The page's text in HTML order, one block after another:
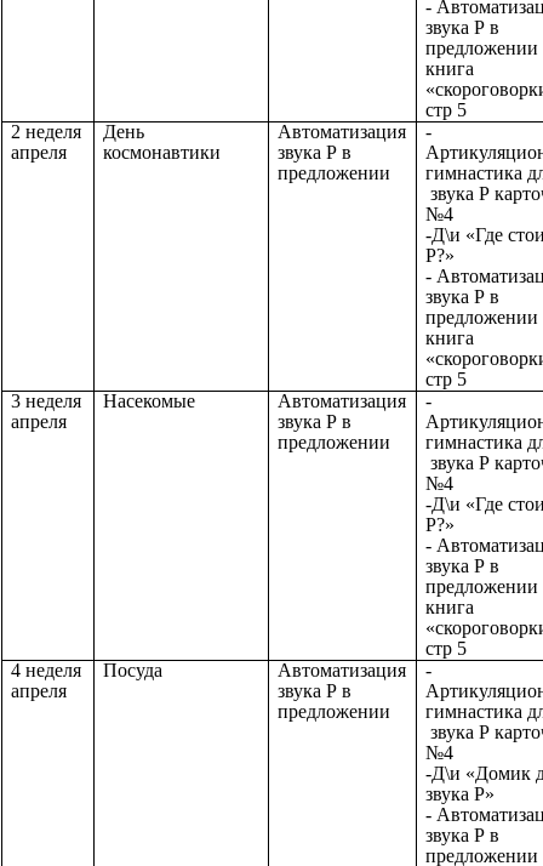
-
звука Р в
предложении
книга
стр 5
2 неделя
апреля
День
космонавтики
Автоматизация
звука Р в
предложении
-
гимнастика
звука Р
№4
-Д\и «Где
Р?»
-
звука Р в
предложении
книга
стр 5
3 неделя
апреля
Насекомые
Автоматизация
звука Р в
предложении
-
гимнастика
звука Р
№4
-Д\и «Где
Р?»
-
звука Р в
предложении
книга
стр 5
4 неделя
апреля
Посуда
Автоматизация
звука Р в
предложении
-
гимнастика
звука Р
№4
-Д\и «Домик
звука Р»
-
звука Р в
предложении